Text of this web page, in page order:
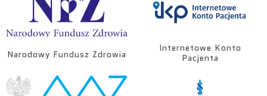
Narodowy Fundusz Zdrowia
Internetowe Konto
Pacjenta